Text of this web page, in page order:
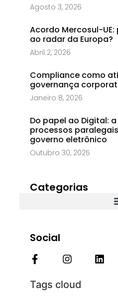
Agosto 3, 2026
Acordo Mercosul-
ao radar da Europa?
Abril 2, 2026
Compliance como
governança
Janeiro 8, 2026
Do papel ao Digital:
processos
governo eletrônico
Outubro 30, 2025
Categorias
Social
Tags cloud